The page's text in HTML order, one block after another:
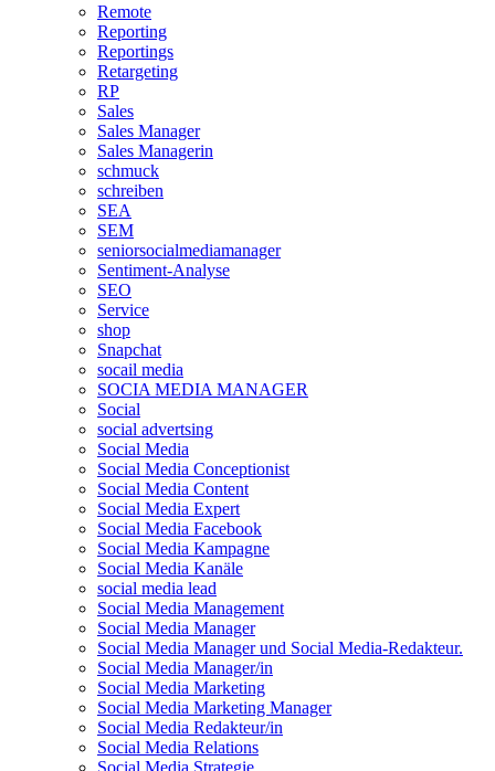
Remote
Reporting
Reportings
Retargeting
RP
Sales
Sales Manager
Sales Managerin
schmuck
schreiben
SEA
SEM
seniorsocialmediamanager
Sentiment-Analyse
SEO
Service
shop
Snapchat
socail media
SOCIA MEDIA MANAGER
Social
social advertsing
Social Media
Social Media Conceptionist
Social Media Content
Social Media Expert
Social Media Facebook
Social Media Kampagne
Social Media Kanäle
social media lead
Social Media Management
Social Media Manager
Social Media Manager und Social Media-Redakteur.
Social Media Manager/in
Social Media Marketing
Social Media Marketing Manager
Social Media Redakteur/in
Social Media Relations
Social Media Strategie